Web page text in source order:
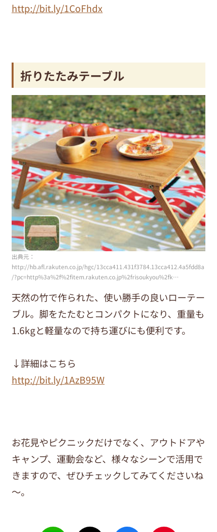
http://bit.ly/1CoFhdx
折りたたみテーブル
出典元：
http://hb.afl.rakuten.co.jp/hgc/13cca411.431f3784.13cca412.4a5fdd8a
/?pc=http%3a%2f%2fitem.rakuten.co.jp%2frisoukyou%2fk…
天然の竹で作られた、使い勝手の良いローテー
ブル。脚をたたむとコンパクトになり、重量も
1.6kgと軽量なので持ち運びにも便利です。
↓詳細はこちら
http://bit.ly/1AzB95W
お花見やピクニックだけでなく、アウトドアや
キャンプ、運動会など、様々なシーンで活用で
きますので、ぜひチェックしてみてくださいね
～。